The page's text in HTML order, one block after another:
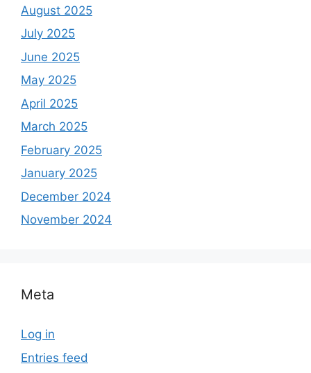
August 2025
July 2025
June 2025
May 2025
April 2025
March 2025
February 2025
January 2025
December 2024
November 2024
Meta
Log in
Entries feed